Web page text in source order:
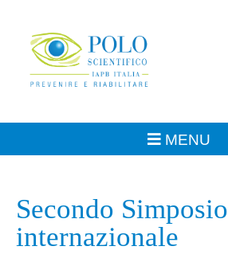
Secondo Simposio
internazionale